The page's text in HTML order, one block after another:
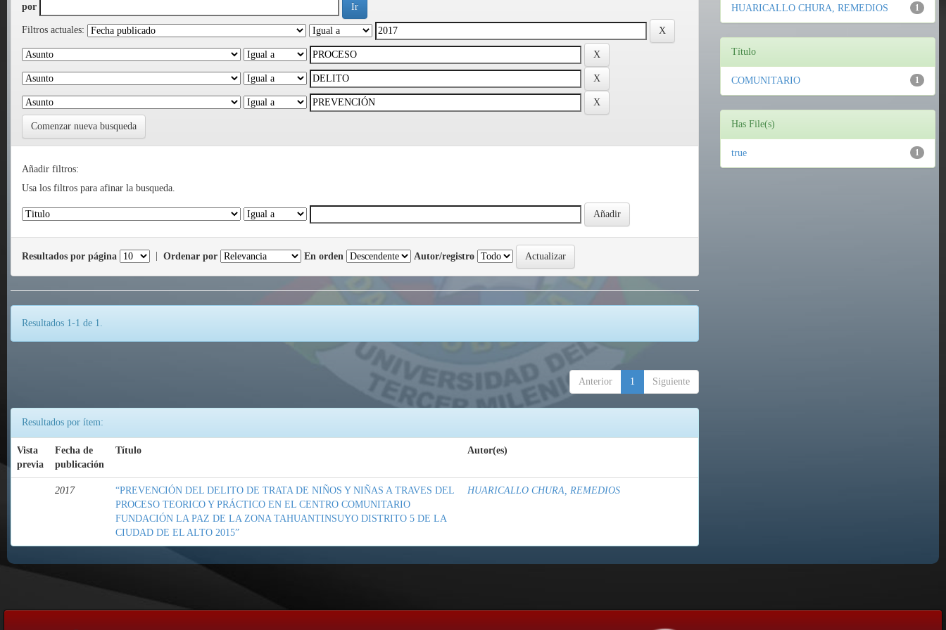
por
Filtros actuales:
Comenzar nueva busqueda
Añadir filtros:
Usa los filtros para afinar la busqueda.
Resultados por página Ordenar por En orden Autor/registro
Resultados 1-1 de 1.
Anterior 1 Siguiente
Resultados por ítem:
Vista
previa
Fecha de
publicación
Título Autor(es)
2017
“PREVENCIÓN DEL DELITO DE TRATA DE NIÑOS Y NIÑAS A TRAVES DEL
PROCESO TEORICO Y PRÁCTICO EN EL CENTRO COMUNITARIO
FUNDACIÓN LA PAZ DE LA ZONA TAHUANTINSUYO DISTRITO 5 DE LA
CIUDAD DE EL ALTO 2015”
HUARICALLO CHURA, REMEDIOS
1
HUARICALLO CHURA, REMEDIOS
Título
1
COMUNITARIO
Has File(s)
1
true